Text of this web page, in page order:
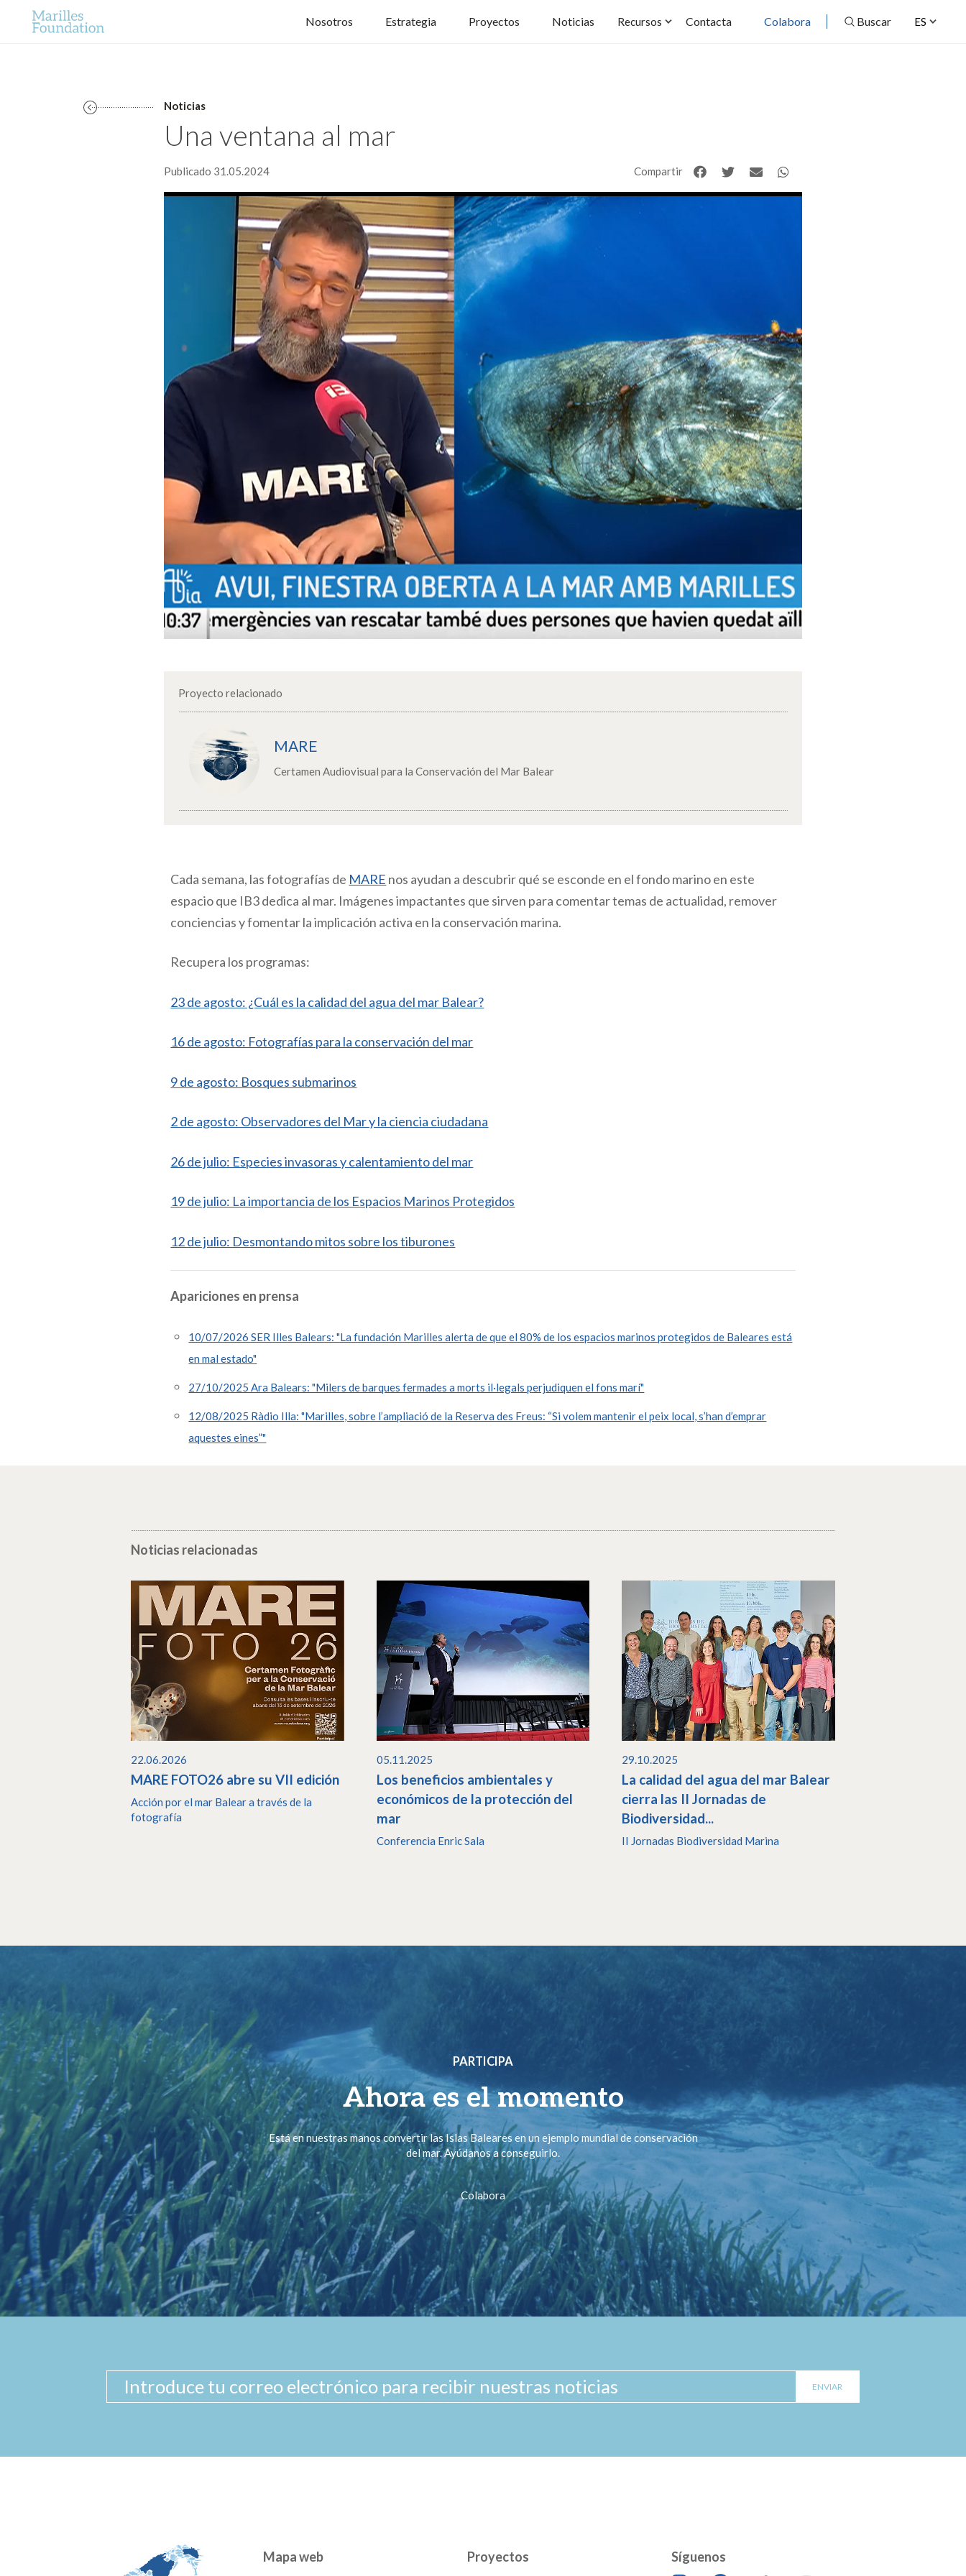
ES
Nosotros Estrategia Proyectos Noticias Recursos Contacta Colabora Buscar
Noticias
Una ventana al mar
Publicado 31.05.2024 Compartir
Proyecto relacionado
MARE
Certamen Audiovisual para la Conservación del Mar Balear
Cada semana, las fotografías de MARE nos ayudan a descubrirqué se esconde en el fondo marino en este
espacio que IB3 dedica al mar. Imágenes impactantes que sirven para comentar temas de actualidad, remover
conciencias y fomentar la implicación activa en la conservación marina.
Recupera los programas:
23 de agosto: ¿Cuál es la calidad del agua del mar Balear?
16 de agosto: Fotografías para la conservación del mar
9 de agosto: Bosques submarinos
2 de agosto: Observadores del Mar y la ciencia ciudadana
26 de julio: Especies invasoras y calentamiento del mar
19 de julio: La importancia de los Espacios Marinos Protegidos
12 de julio: Desmontando mitos sobre los tiburones
Apariciones en prensa
10/07/2026 SER Illes Balears: "La fundación Marilles alerta de que el 80% de los espacios marinos protegidos de Baleares está
en mal estado"
27/10/2025 Ara Balears: "Milers de barques fermades a morts il·legals perjudiquen el fons marí"
12/08/2025 Ràdio Illa: "Marilles, sobre l’ampliació de la Reserva des Freus: “Si volem mantenir el peix local, s’han d’emprar
aquestes eines”"
Noticias relacionadas
22.06.2026
MARE FOTO26 abre su VII edición
Acción por el mar Balear a través de la
fotografía
05.11.2025
Los beneficios ambientales y
económicos de la protección del
mar
Conferencia Enric Sala
29.10.2025
La calidad del agua del mar Balear
cierra las II Jornadas de
Biodiversidad...
II Jornadas Biodiversidad Marina
PARTICIPA
Ahora es el momento
Está en nuestras manos convertir las Islas Baleares en un ejemplo mundial de conservación
del mar. Ayúdanos a conseguirlo.
Colabora
Mapa web Proyectos Síguenos